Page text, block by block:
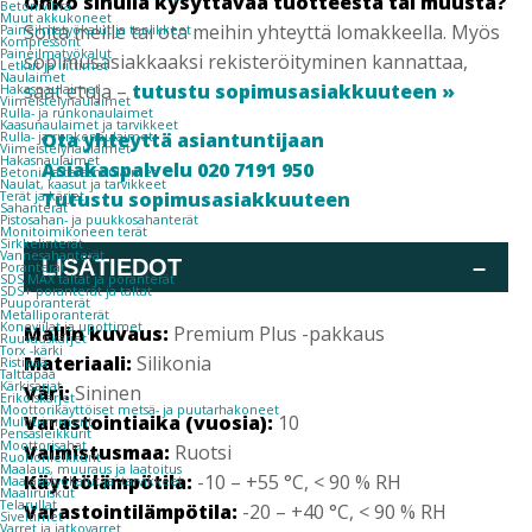
Betonivibra
Muut akkukoneet
Paineilmatyökalut ja tarvikkeet
Kompressorit
Paineilmatyökalut
Letkut ja liittimet
Naulaimet
Hakasnaulaimet
Viimeistelynaulaimet
Rulla- ja runkonaulaimet
Kaasunaulaimet ja tarvikkeet
Rulla- ja runkonaulaimet
Viimeistelynaulaimet
Hakasnaulaimet
Betoni- ja teräsnaulaimet
Naulat, kaasut ja tarvikkeet
Terät ja kärjet
Sahanterät
Pistosahan- ja puukkosahanterät
Monitoimikoneen terät
Sirkkelinterät
Vannesahanterät
Poranterät
SDS MAX taltat ja poranterät
SDS+ poranterät ja taltat
Puuporanterät
Metalliporanterät
Koneviilat ja upottimet
Ruuvauskärjet
Torx -kärki
Ristipää
Talttapää
Kärkisarjat
Erikoiskärjet
Moottorikäyttöiset metsä- ja puutarhakoneet
Multitrimmerit
Pensasleikkurit
Moottorisahat
Ruohonleikkurit
Maalaus, muuraus ja laatoitus
Maalaustyökalut ja -tarvikkeet
Maaliruiskut
Telarullat
Siveltimet
Varret ja jatkovarret
Soita meille tai ota meihin yhteyttä lomakkeella. Myös
sopimusasiakkaaksi rekisteröityminen kannattaa,
saat etuja –tutustu sopimusasiakkuuteen »
Ota yhteyttä asiantuntijaan
Asiakaspalvelu 020 7191 950
Tutustu sopimusasiakkuuteen
LISÄTIEDOT –
Mallin kuvaus: Premium Plus -pakkaus
Materiaali: Silikonia
Väri:Sininen
Varastointiaika (vuosia):10
Valmistusmaa: Ruotsi
Käyttölämpötila: -10 – +55 °C, < 90 % RH
Varastointilämpötila: -20 – +40 °C, < 90 % RH